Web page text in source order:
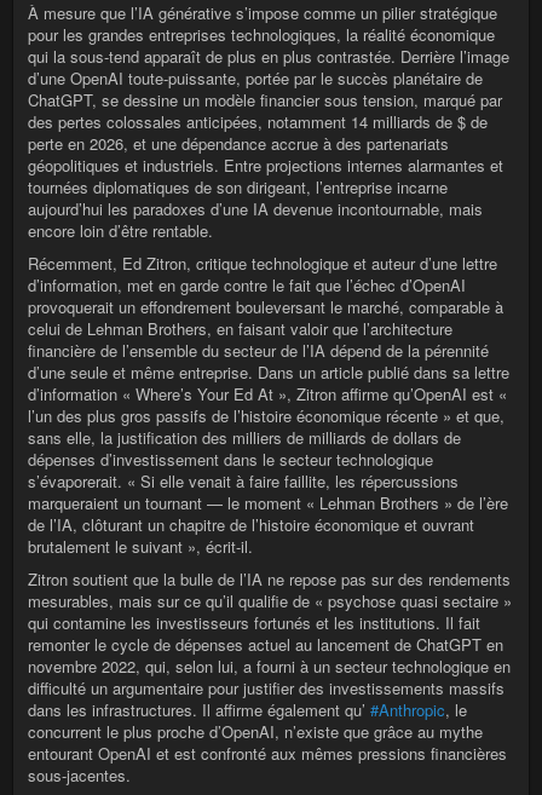
À mesure que l’IA générative s’impose comme un pilier stratégique
pour les grandes entreprises technologiques, la réalité économique
qui la sous-tend apparaît de plus en plus contrastée. Derrière l’image
d’une OpenAI toute-puissante, portée par le succès planétaire de
ChatGPT, se dessine un modèle financier sous tension, marqué par
des pertes colossales anticipées, notamment 14 milliards de $ de
perte en 2026, et une dépendance accrue à des partenariats
géopolitiques et industriels. Entre projections internes alarmantes et
tournées diplomatiques de son dirigeant, l’entreprise incarne
aujourd’hui les paradoxes d’une IA devenue incontournable, mais
encore loin d’être rentable.
Récemment, Ed Zitron, critique technologique et auteur d’une lettre
d’information, met en garde contre le fait que l’échec d’OpenAI
provoquerait un effondrement bouleversant le marché, comparable à
celui de Lehman Brothers, en faisant valoir que l’architecture
financière de l’ensemble du secteur de l’IA dépend de la pérennité
d’une seule et même entreprise. Dans un article publié dans sa lettre
d’information « Where’s Your Ed At », Zitron affirme qu’OpenAI est «
l’un des plus gros passifs de l’histoire économique récente » et que,
sans elle, la justification des milliers de milliards de dollars de
dépenses d’investissement dans le secteur technologique
s’évaporerait. « Si elle venait à faire faillite, les répercussions
marqueraient un tournant — le moment « Lehman Brothers » de l’ère
de l’IA, clôturant un chapitre de l’histoire économique et ouvrant
brutalement le suivant », écrit-il.
Zitron soutient que la bulle de l’IA ne repose pas sur des rendements
mesurables, mais sur ce qu’il qualifie de « psychose quasi sectaire »
qui contamine les investisseurs fortunés et les institutions. Il fait
remonter le cycle de dépenses actuel au lancement de ChatGPT en
novembre 2022, qui, selon lui, a fourni à un secteur technologique en
difficulté un argumentaire pour justifier des investissements massifs
dans les infrastructures. Il affirme également qu’ #Anthropic, le
concurrent le plus proche d’OpenAI, n’existe que grâce au mythe
entourant OpenAI et est confronté aux mêmes pressions financières
sous-jacentes.